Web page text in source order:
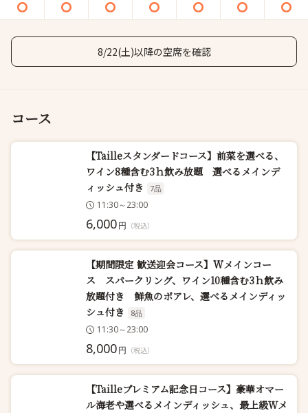
8/22(土)以降の空席を確認
コース
【Tailleスタンダードコース】前菜を選べる、
ワイン8種含む3ｈ飲み放題 選べるメインデ
ィッシュ付き
7品
11:30～23:00
6,000円 （税込）
【期間限定 歓送迎会コース】Wメインコー
ス スパークリング、ワイン10種含む3ｈ飲み
放題付き 鮮魚のポアレ、選べるメインディッ
シュ付き
8品
11:30～23:00
8,000円 （税込）
【Tailleプレミアム記念日コース】豪華オマー
ル海老や選べるメインディッシュ、最上級Ｗメ